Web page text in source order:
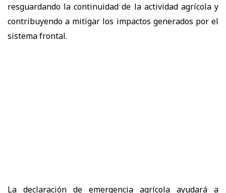
resguardando la continuidad de la actividad agrícola y
contribuyendo a mitigar los impactos generados por el
sistema frontal.
La declaración de emergencia agrícola ayudará a